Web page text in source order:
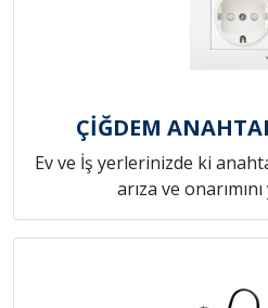
ÇİĞDEM
Ev ve İş yerlerinizde ki
arıza ve